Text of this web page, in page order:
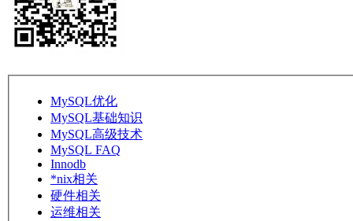
MySQL优化
MySQL基础知识
MySQL高级技术
MySQL FAQ
Innodb
*nix相关
硬件相关
运维相关